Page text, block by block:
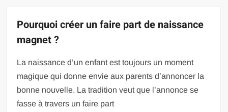
Pourquoi créer un faire part de naissance
magnet ?
La naissance d’un enfant est toujours un moment
magique qui donne envie aux parents d’annoncer la
bonne nouvelle. La tradition veut que l’annonce se
fasse à travers un faire part